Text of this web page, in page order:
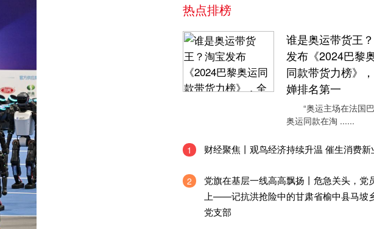
热点排榜
谁是奥运带货王
发布《2024巴黎
同款带货力榜》
婵排名第一
“奥运主场在法国
奥运同款在淘 ......
1 财经聚焦丨观鸟经济持续升温 催生消费新
2
党旗在基层一线高高飘扬丨危急关头，党
上——记抗洪抢险中的甘肃省榆中县马坡
党支部